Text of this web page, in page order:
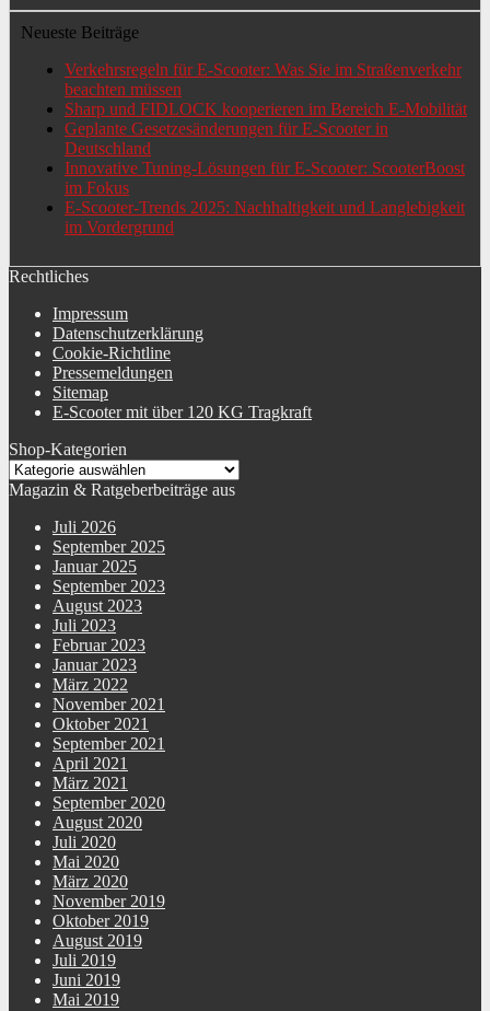
Neueste Beiträge
Verkehrsregeln für E-Scooter: Was Sie im Straßenverkehr
beachten müssen
Sharp und FIDLOCK kooperieren im Bereich E-Mobilität
Geplante Gesetzesänderungen für E-Scooter in
Deutschland
Innovative Tuning-Lösungen für E-Scooter: ScooterBoost
im Fokus
E-Scooter-Trends 2025: Nachhaltigkeit und Langlebigkeit
im Vordergrund
Rechtliches
Impressum
Datenschutzerklärung
Cookie-Richtline
Pressemeldungen
Sitemap
E-Scooter mit über 120 KG Tragkraft
Shop-Kategorien
Magazin & Ratgeberbeiträge aus
Juli 2026
September 2025
Januar 2025
September 2023
August 2023
Juli 2023
Februar 2023
Januar 2023
März 2022
November 2021
Oktober 2021
September 2021
April 2021
März 2021
September 2020
August 2020
Juli 2020
Mai 2020
März 2020
November 2019
Oktober 2019
August 2019
Juli 2019
Juni 2019
Mai 2019